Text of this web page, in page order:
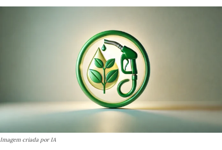
Imagem criada por IA